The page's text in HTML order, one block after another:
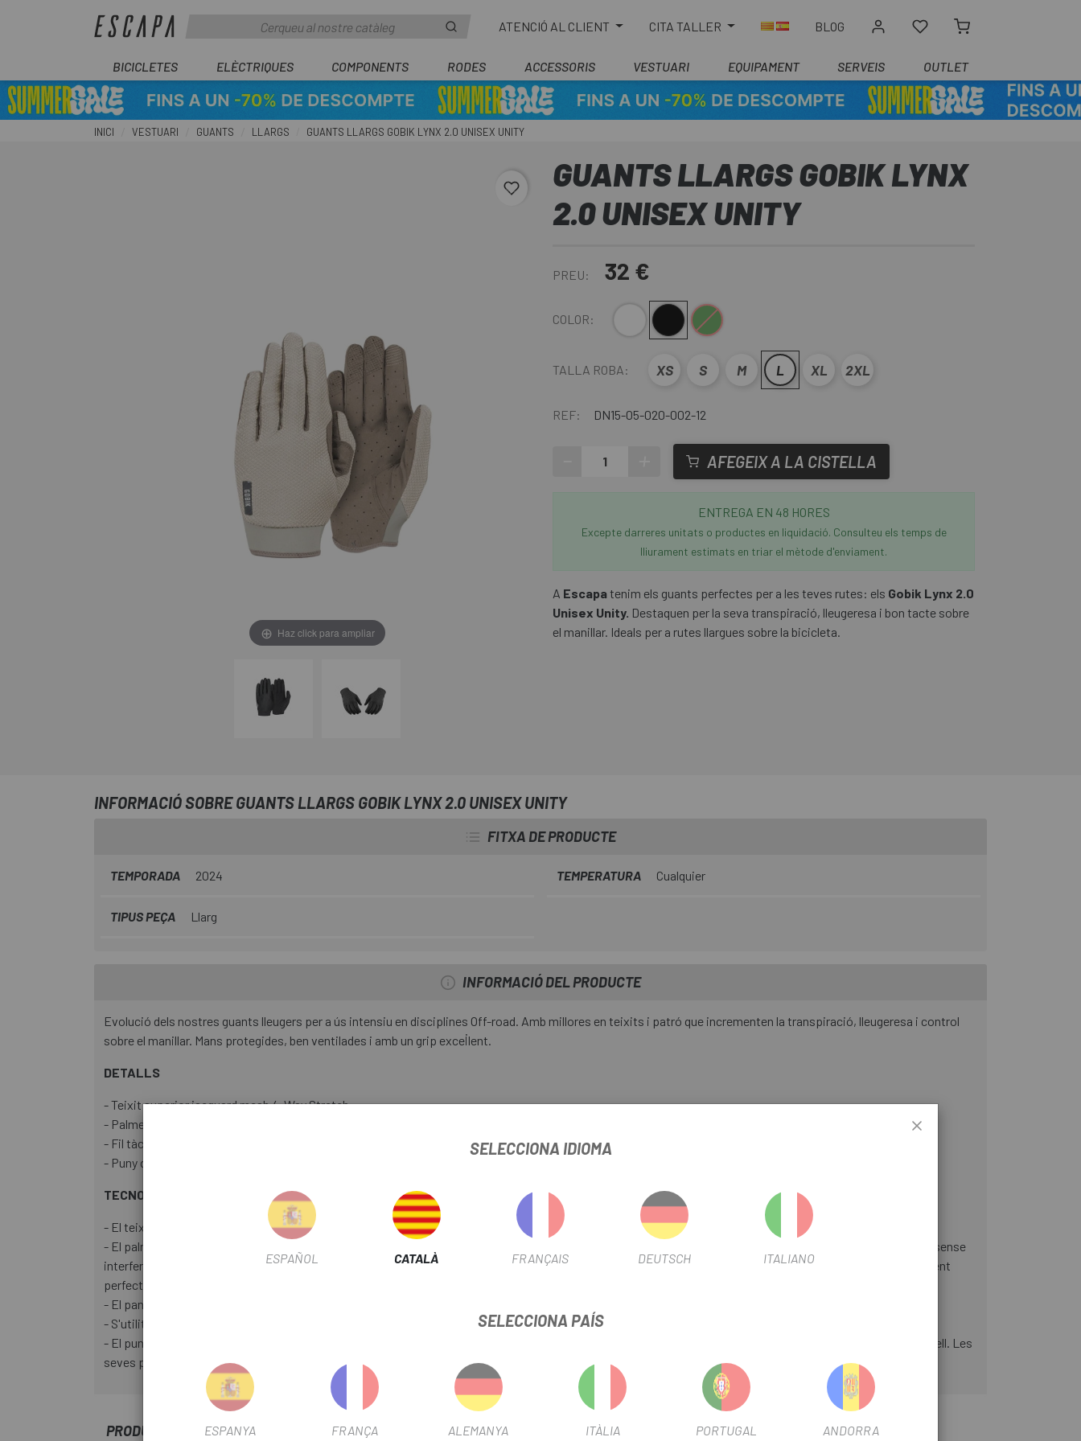
ATENCIÓ AL CLIENT CITA TALLER BLOG
BICICLETES ELÈCTRIQUES COMPONENTS RODES ACCESSORIS VESTUARI EQUIPAMENT SERVEIS OUTLET
INICI VESTUARI GUANTS LLARGS GUANTS LLARGS GOBIK LYNX 2.0 UNISEX UNITY
favorite_border
Haz click para ampliar
GUANTS LLARGS GOBIK LYNX
2.0 UNISEX UNITY
PREU: 32 €
COLOR: Blanc-GrisNegreVerd-Gris
TALLA ROBA: XS S M L XL 2XL
REF: DN15-05-020-002-12
AFEGEIX A LA CISTELLA
ENTREGA EN 48 HORES
Excepte darreres unitats o productes en liquidació. Consulteu els temps de
lliurament estimats en triar el mètode d'enviament.
A Escapatenim els guants perfectes per a les teves rutes: els Gobik Lynx 2.0
Unisex Unity. Destaquen per la seva transpiració, lleugeresa i bon tacte sobre
el manillar. Ideals per a rutes llargues sobre la bicicleta.
INFORMACIÓ SOBRE GUANTS LLARGS GOBIK LYNX 2.0 UNISEX UNITY
FITXA DE PRODUCTE
TEMPORADA 2024 TEMPERATURA Cualquier
TIPUS PEÇA Llarg
INFORMACIÓ DEL PRODUCTE
Evolució dels nostres guants lleugers per a ús intensiu en disciplines Off-road. Amb millores en teixits i patró que incrementen la transpiració, lleugeresa i control
sobre el manillar. Mans protegides, ben ventilades i amb un grip excel·lent.
DETALLS
- Teixit superior jacquard mesh 4-Way Stretch.
- Palmell de microfibra perforada.
- Fil tàctil a dits índex i polze.
- Puny de neoprè perforat.
TECNOLOGIA
- El teixit superior és de tipus jacquard mesh, resistent, durador i amb excel·lent transpirabilitat i elasticitat.
- El palmell és de microfibra perforada, que ofereix un bon control d'humitat i refrigeració. Manca de coixinets, cosa que ens permet obtenir un tacte directe, sense
interferències. S'hi inclou silicona a l'extrem dels dits, que incrementa encara més el grip. La seva divisió en dues peces ofereix bona ergonomia i un ajustament
perfecte amb la nostra mà.
- El panell de reforç entre els dits índex i polze aporta un extra de confort i resistència al deteriorament.
- S'utilitza un fil conductor als dits índex i polze per millorar l'ús de pantalles tàctils.
- El puny de neoprè perforat proporciona un ajustament òptim, gràcies a la seva elevada elasticitat. Té una llarga estudiada, per no limitar la mobilitat del canell. Les
seves perforacions ho fan més transpirable.
PRODUCTOS SIMILARES
SELECCIONA IDIOMA
ESPAÑOL CATALÀ FRANÇAIS DEUTSCH ITALIANO
SELECCIONA PAÍS
ESPANYA FRANÇA ALEMANYA ITÀLIA PORTUGAL ANDORRA